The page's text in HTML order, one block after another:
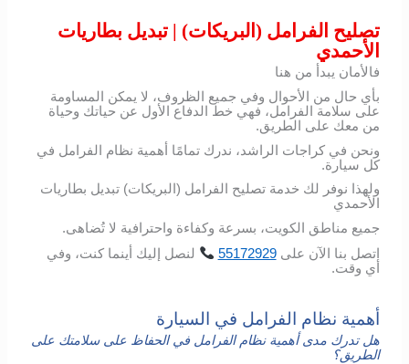
تصليح الفرامل (البريكات) | تبديل بطاريات
الأحمدي
فالأمان يبدأ من هنا
بأي حال من الأحوال وفي جميع الظروف، لا يمكن المساومة
على سلامة الفرامل، فهي خط الدفاع الأول عن حياتك وحياة
من معك على الطريق.
ونحن في كراجات الراشد، ندرك تمامًا أهمية نظام الفرامل في
كل سيارة.
ولهذا نوفر لك خدمة تصليح الفرامل (البريكات) تبديل بطاريات
الأحمدي
جميع مناطق الكويت، بسرعة وكفاءة واحترافية لا تُضاهى.
اتصل بنا الآن على 55172929 لنصل إليك أينما كنت، وفي
أي وقت.
أهمية نظام الفرامل في السيارة
هل تدرك مدى أهمية نظام الفرامل في الحفاظ على سلامتك على
الطريق؟